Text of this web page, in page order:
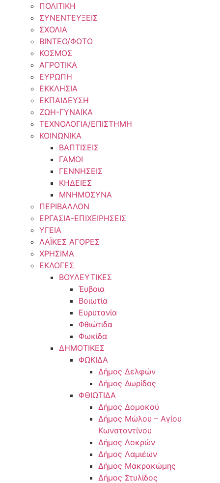
ΠΟΛΙΤΙΚΗ
ΣΥΝΕΝΤΕΥΞΕΙΣ
ΣΧΟΛΙΑ
ΒΙΝΤΕΟ/ΦΩΤΟ
ΚΟΣΜΟΣ
ΑΓΡΟΤΙΚΑ
ΕΥΡΩΠΗ
ΕΚΚΛΗΣΙΑ
ΕΚΠΑΙΔΕΥΣΗ
ΖΩΗ-ΓΥΝΑΙΚΑ
ΤΕΧΝΟΛΟΓΙΑ/ΕΠΙΣΤΗΜΗ
ΚΟΙΝΩΝΙΚΑ
ΒΑΠΤΙΣΕΙΣ
ΓΑΜΟΙ
ΓΕΝΝΗΣΕΙΣ
ΚΗΔΕΙΕΣ
ΜΝΗΜΟΣΥΝΑ
ΠΕΡΙΒΑΛΛΟΝ
ΕΡΓΑΣΙΑ-ΕΠΙΧΕΙΡΗΣΕΙΣ
ΥΓΕΙΑ
ΛΑΪΚΕΣ ΑΓΟΡΕΣ
ΧΡΗΣΙΜΑ
ΕΚΛΟΓΕΣ
ΒΟΥΛΕΥΤΙΚΕΣ
Έυβοια
Βοιωτία
Ευρυτανία
Φθιώτιδα
Φωκίδα
ΔΗΜΟΤΙΚΕΣ
ΦΩΚΙΔΑ
Δήμος Δελφών
Δήμος Δωρίδος
ΦΘΙΩΤΙΔΑ
Δήμος Δομοκού
Δήμος Μώλου – Αγίου
Κωνσταντίνου
Δήμος Λοκρών
Δήμος Λαμιέων
Δήμος Μακρακώμης
Δήμος Στυλίδος